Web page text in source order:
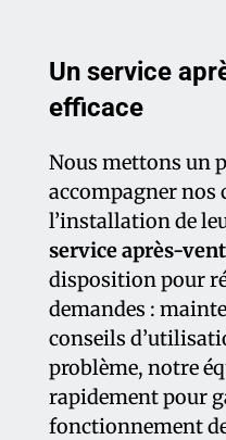
Un service
efficace
Nous mettons un
accompagner nos
l’installation de
service après-
disposition pour
demandes :
conseils
problème, notre
rapidement pour
fonctionnement